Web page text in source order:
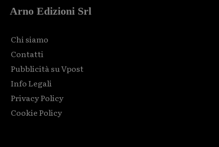
Arno Edizioni Srl
Chi siamo
Contatti
Pubblicità su Vpost
Info Legali
Privacy Policy
Cookie Policy